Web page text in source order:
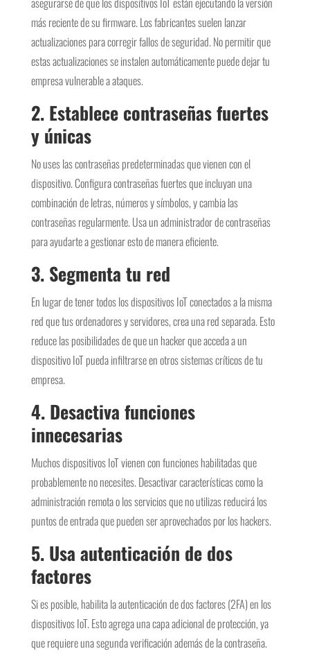
más reciente de su firmware. Los fabricantes suelen lanzar
actualizaciones para corregir fallos de seguridad. No permitir que
estas actualizaciones se instalen automáticamente puede dejar tu
empresa vulnerable a ataques.
2. Establece contraseñas fuertes
y únicas
No uses las contraseñas predeterminadas que vienen con el
dispositivo. Configura contraseñas fuertes que incluyan una
combinación de letras, números y símbolos, y cambia las
contraseñas regularmente. Usa un administrador de contraseñas
para ayudarte a gestionar esto de manera eficiente.
3. Segmenta tu red
En lugar de tener todos los dispositivos IoT conectados a la misma
red que tus ordenadores y servidores, crea una red separada. Esto
reduce las posibilidades de que un hacker que acceda a un
dispositivo IoT pueda infiltrarse en otros sistemas críticos de tu
empresa.
4. Desactiva funciones
innecesarias
Muchos dispositivos IoT vienen con funciones habilitadas que
probablemente no necesites. Desactivar características como la
administración remota o los servicios que no utilizas reducirá los
puntos de entrada que pueden ser aprovechados por los hackers.
5. Usa autenticación de dos
factores
Si es posible, habilita la autenticación de dos factores (2FA) en los
dispositivos IoT. Esto agrega una capa adicional de protección, ya
que requiere una segunda verificación además de la contraseña.